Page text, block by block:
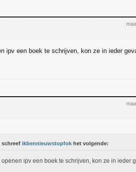
ipv een boek te schrijven, kon ze in ieder
schreef ikbennieuwstopfok het volgende:
ipv een boek te schrijven, kon ze in ieder